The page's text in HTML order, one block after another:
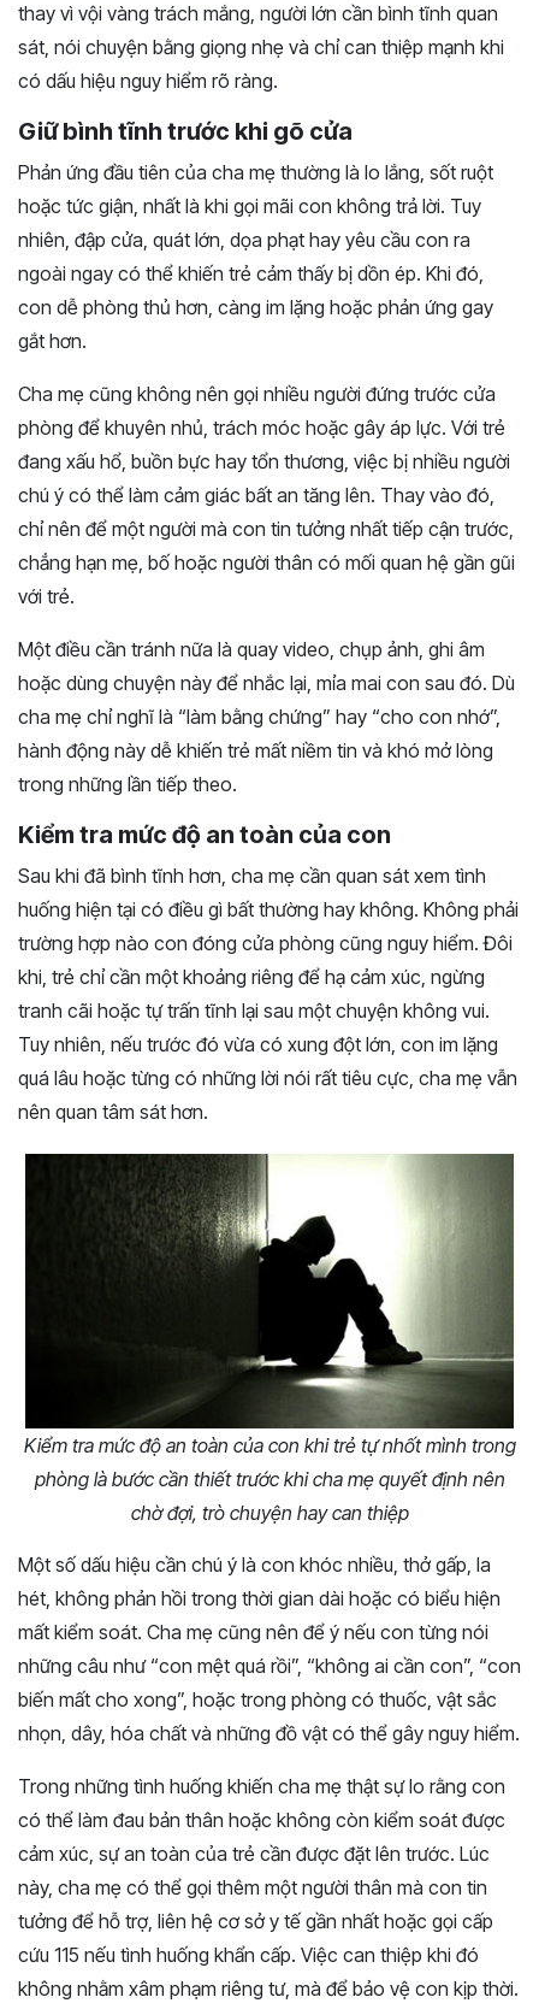
thay vì vội vàng trách mắng, người lớn cần bình tĩnh quan
sát, nói chuyện bằng giọng nhẹ và chỉ can thiệp mạnh khi
có dấu hiệu nguy hiểm rõ ràng.
Giữ bình tĩnh trước khi gõ cửa
Phản ứng đầu tiên của cha mẹ thường là lo lắng, sốt ruột
hoặc tức giận, nhất là khi gọi mãi con không trả lời. Tuy
nhiên, đập cửa, quát lớn, dọa phạt hay yêu cầu con ra
ngoài ngay có thể khiến trẻ cảm thấy bị dồn ép. Khi đó,
con dễ phòng thủ hơn, càng im lặng hoặc phản ứng gay
gắt hơn.
Cha mẹ cũng không nên gọi nhiều người đứng trước cửa
phòng để khuyên nhủ, trách móc hoặc gây áp lực. Với trẻ
đang xấu hổ, buồn bực hay tổn thương, việc bị nhiều người
chú ý có thể làm cảm giác bất an tăng lên. Thay vào đó,
chỉ nên để một người mà con tin tưởng nhất tiếp cận trước,
chẳng hạn mẹ, bố hoặc người thân có mối quan hệ gần gũi
với trẻ.
Một điều cần tránh nữa là quay video, chụp ảnh, ghi âm
hoặc dùng chuyện này để nhắc lại, mỉa mai con sau đó. Dù
cha mẹ chỉ nghĩ là “làm bằng chứng” hay “cho con nhớ”,
hành động này dễ khiến trẻ mất niềm tin và khó mở lòng
trong những lần tiếp theo.
Kiểm tra mức độ an toàn của con
Sau khi đã bình tĩnh hơn, cha mẹ cần quan sát xem tình
huống hiện tại có điều gì bất thường hay không. Không phải
trường hợp nào con đóng cửa phòng cũng nguy hiểm. Đôi
khi, trẻ chỉ cần một khoảng riêng để hạ cảm xúc, ngừng
tranh cãi hoặc tự trấn tĩnh lại sau một chuyện không vui.
Tuy nhiên, nếu trước đó vừa có xung đột lớn, con im lặng
quá lâu hoặc từng có những lời nói rất tiêu cực, cha mẹ vẫn
nên quan tâm sát hơn.
Kiểm tra mức độ an toàn của con khi trẻ tự nhốt mình trong
phòng là bước cần thiết trước khi cha mẹ quyết định nên
chờ đợi, trò chuyện hay can thiệp
Một số dấu hiệu cần chú ý là con khóc nhiều, thở gấp, la
hét, không phản hồi trong thời gian dài hoặc có biểu hiện
mất kiểm soát. Cha mẹ cũng nên để ý nếu con từng nói
những câu như “con mệt quá rồi”, “không ai cần con”, “con
biến mất cho xong”, hoặc trong phòng có thuốc, vật sắc
nhọn, dây, hóa chất và những đồ vật có thể gây nguy hiểm.
Trong những tình huống khiến cha mẹ thật sự lo rằng con
có thể làm đau bản thân hoặc không còn kiểm soát được
cảm xúc, sự an toàn của trẻ cần được đặt lên trước. Lúc
này, cha mẹ có thể gọi thêm một người thân mà con tin
tưởng để hỗ trợ, liên hệ cơ sở y tế gần nhất hoặc gọi cấp
cứu 115 nếu tình huống khẩn cấp. Việc can thiệp khi đó
không nhằm xâm phạm riêng tư, mà để bảo vệ con kịp thời.